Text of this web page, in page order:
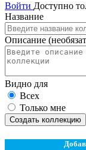
Войти Доступно
Название
Описание
Видно для
Всех
Только мне
Создать коллекцию